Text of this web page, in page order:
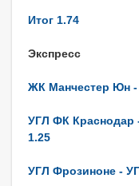
Итог 1.74
Экспресс
ЖК Манчестер Юн
УГЛ ФК Краснодар
1.25
УГЛ Фрозиноне -